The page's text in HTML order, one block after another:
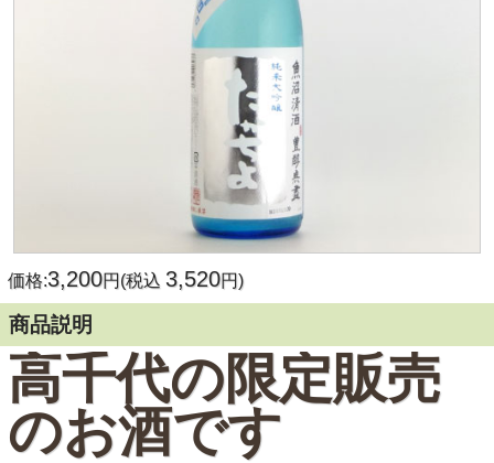
価格:3,200円(税込 3,520円)
商品説明
高千代の限定販売
のお酒です